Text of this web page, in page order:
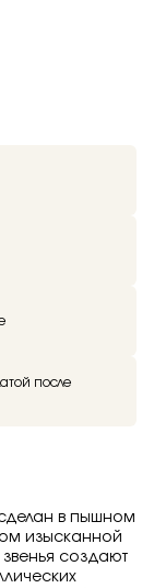
после
в пышном
изысканной
создают